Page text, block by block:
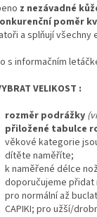
z nezávadné
poměr
a splňují
s informačním
VELIKOST :
rozměr podrážky
přiložené tabulce
věkové kategorie
dítěte naměříte;
k naměřené délce
doporučujeme přidat
pro normální až
CAPIKI; pro užší/